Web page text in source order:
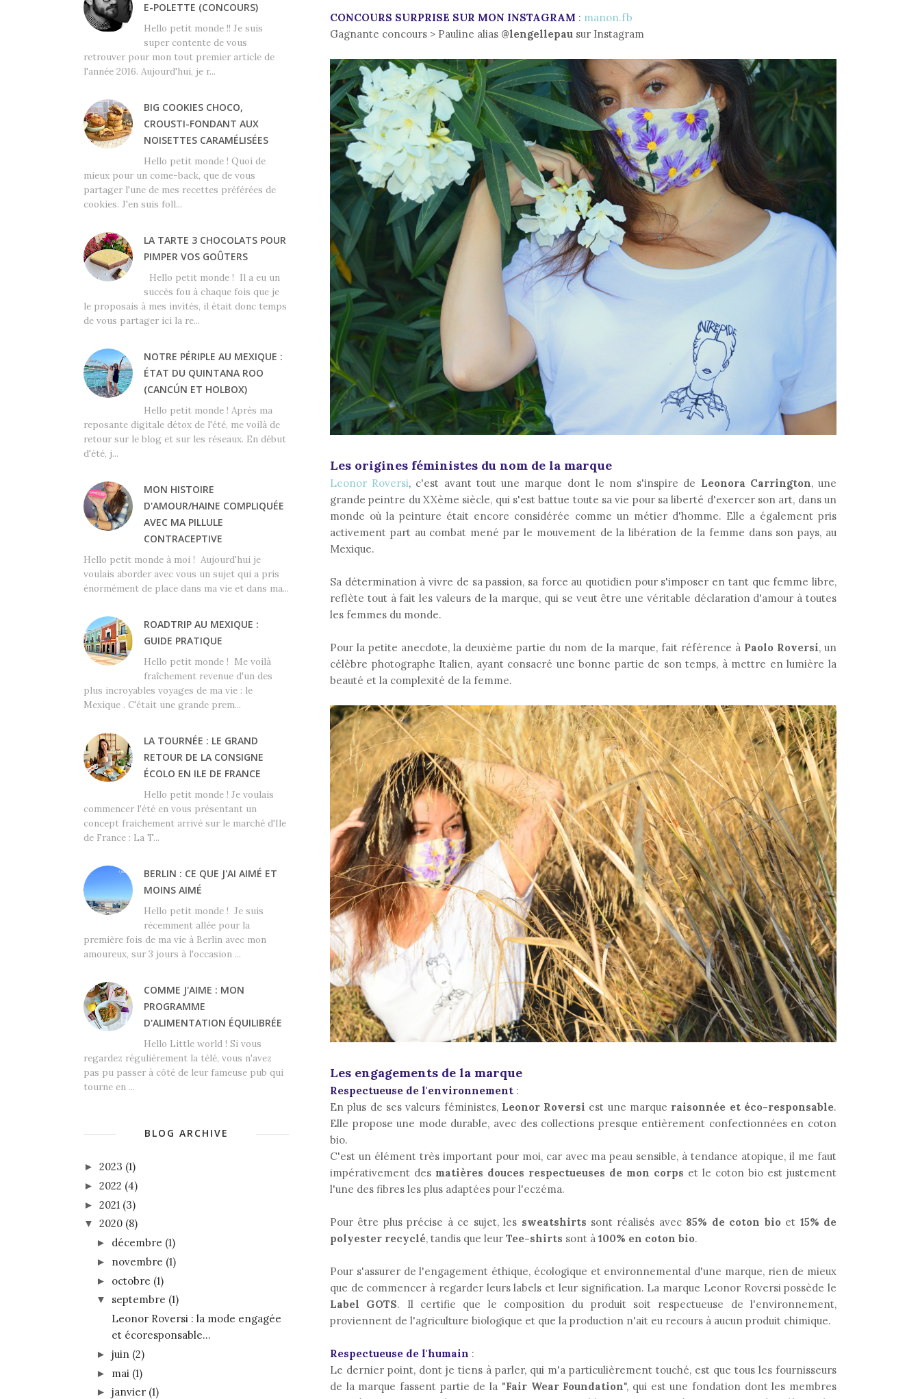
CONCOURS SURPRISE SUR MON INSTAGRAM : manon.fb
Gagnante concours > Pauline alias @lengellepau sur Instagram
Les origines féministes du nom de la marque
Leonor Roversi, c'est avant tout une marque dont le nom s'inspire de Leonora Carrington, une
grande peintre du XXème siècle, qui s'est battue toute sa vie pour sa liberté d'exercer son art, dans un
monde où la peinture était encore considérée comme un métier d'homme. Elle a également pris
activement part au combat mené par le mouvement de la libération de la femme dans son pays, au
Mexique.
Sa détermination à vivre de sa passion, sa force au quotidien pour s'imposer en tant que femme libre,
reflète tout à fait les valeurs de la marque, qui se veut être une véritable déclaration d'amour à toutes
les femmes du monde.
Pour la petite anecdote, la deuxième partie du nom de la marque, fait référence à Paolo Roversi, un
célèbre photographe Italien, ayant consacré une bonne partie de son temps, à mettre en lumière la
beauté et la complexité de la femme.
Les engagements de la marque
Respectueuse de l'environnement :
En plus de ses valeurs féministes, Leonor Roversi est une marque raisonnée et éco-responsable.
Elle propose une mode durable, avec des collections presque entièrement confectionnées en coton
bio.
C'est un élément très important pour moi, car avec ma peau sensible, à tendance atopique, il me faut
impérativement des matières douces respectueuses de mon corps et le coton bio est justement
l'une des fibres les plus adaptées pour l'eczéma.
Pour être plus précise à ce sujet, les sweatshirts sont réalisés avec 85% de coton bioet 15% de
polyester recyclé, tandis que leur Tee-shirts sont à 100% en coton bio.
Pour s'assurer de l'engagement éthique, écologique et environnemental d'une marque, rien de mieux
que de commencer à regarder leurs labels et leur signification. La marque Leonor Roversi possède le
Label GOTS. Il certifie que le composition du produit soit respectueuse de l'environnement,
proviennent de l'agriculture biologique et que la production n'ait eu recours à aucun produit chimique.
Respectueuse de l'humain :
Le dernier point, dont je tiens à parler, qui m'a particulièrement touché, est que tous les fournisseurs
de la marque fassent partie de la "Fair Wear Foundation", qui est une fondation dont les membres
E-POLETTE (CONCOURS)
Hello petit monde !! Je suis
super contente de vous
retrouver pour mon tout premier article de
l'année 2016. Aujourd'hui, je r...
BIG COOKIES CHOCO,
CROUSTI-FONDANT AUX
NOISETTES CARAMÉLISÉES
Hello petit monde ! Quoi de
mieux pour un come-back, que de vous
partager l'une de mes recettes préférées de
cookies. J'en suis foll...
LA TARTE 3 CHOCOLATS POUR
PIMPER VOS GOÛTERS
Hello petit monde ! Il a eu un
succès fou à chaque fois que je
le proposais à mes invités, il était donc temps
de vous partager ici la re...
NOTRE PÉRIPLE AU MEXIQUE :
ÉTAT DU QUINTANA ROO
(CANCÚN ET HOLBOX)
Hello petit monde ! Après ma
reposante digitale détox de l'été, me voilà de
retour sur le blog et sur les réseaux. En début
d'été, j...
MON HISTOIRE
D'AMOUR/HAINE COMPLIQUÉE
AVEC MA PILLULE
CONTRACEPTIVE
Hello petit monde à moi ! Aujourd'hui je
voulais aborder avec vous un sujet qui a pris
énormément de place dans ma vie et dans ma...
ROADTRIP AU MEXIQUE :
GUIDE PRATIQUE
Hello petit monde ! Me voilà
fraîchement revenue d'un des
plus incroyables voyages de ma vie : le
Mexique . C'était une grande prem...
LA TOURNÉE : LE GRAND
RETOUR DE LA CONSIGNE
ÉCOLO EN ILE DE FRANCE
Hello petit monde ! Je voulais
commencer l'été en vous présentant un
concept fraichement arrivé sur le marché d'Ile
de France : La T...
BERLIN : CE QUE J'AI AIMÉ ET
MOINS AIMÉ
Hello petit monde ! Je suis
récemment allée pour la
première fois de ma vie à Berlin avec mon
amoureux, sur 3 jours à l'occasion ...
COMME J'AIME : MON
PROGRAMME
D'ALIMENTATION ÉQUILIBRÉE
Hello Little world ! Si vous
regardez régulièrement la télé, vous n'avez
pas pu passer à côté de leur fameuse pub qui
tourne en ...
BLOG ARCHIVE
► 2023 (1)
► 2022 (4)
► 2021 (3)
▼ 2020 (8)
► décembre (1)
► novembre (1)
► octobre (1)
▼ septembre (1)
Leonor Roversi : la mode engagée
et écoresponsable...
► juin (2)
► mai (1)
► janvier (1)